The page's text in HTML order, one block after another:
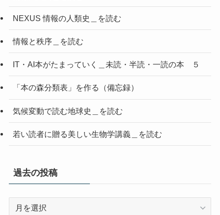
NEXUS 情報の人類史＿を読む
情報と秩序＿を読む
IT・AI本がたまっていく＿未読・半読・一読の本 ５
「本の森分類表」を作る（備忘録）
気候変動で読む地球史＿を読む
若い読者に贈る美しい生物学講義＿を読む
過去の投稿